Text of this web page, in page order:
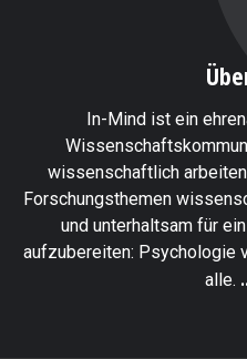
In-Mind ist ein
wissenschaftlich
Forschungsthemen
und unterhaltsam für
aufzubereiten: Psychologie
alle.